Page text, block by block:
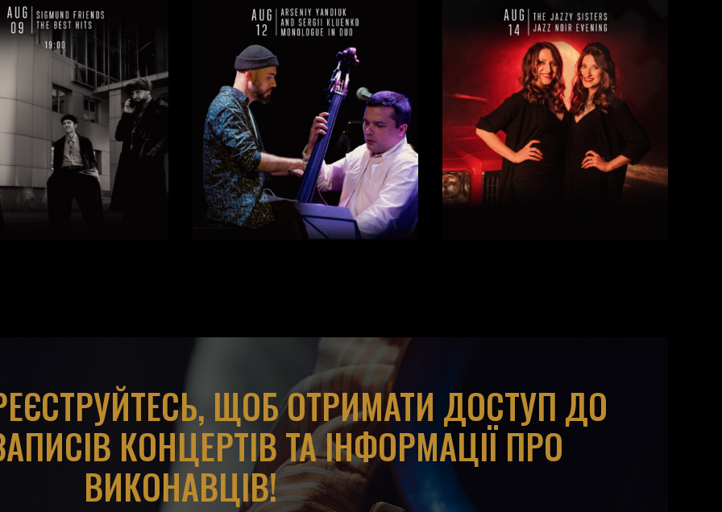
Ціна:
Павло Литвиненко
,)/Денис Дудко (Бас,)/
Люлякін (Барабани
Ціна:
Виконавці: Арсеній Яндюк(
Рояль,) Сергій Клюєнко(Бас,)
Виконавці:Анна Майовецька
Вокал
/Юлія Майовецька
Вокал
,)/Григорій Паршин
Саксофон
,)/Арсеній Яндюк
Рояль
Єгор Абрамов
Контрабас
,)/
(Барабани ,)/
ЩОБ ОТРИМАТИ ДОСТУП ДО
КОНЦЕРТІВ ТА ІНФОРМАЦІЇ ПРО
ВИКОНАВЦІВ!